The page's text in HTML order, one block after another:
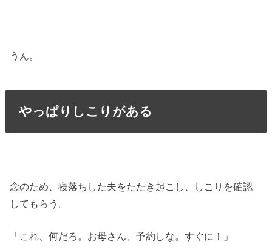
うん。
やっぱりしこりがある
念のため、寝落ちした夫をたたき起こし、しこりを確認
してもらう。
「これ、何だろ。お母さん、予約しな。すぐに！」